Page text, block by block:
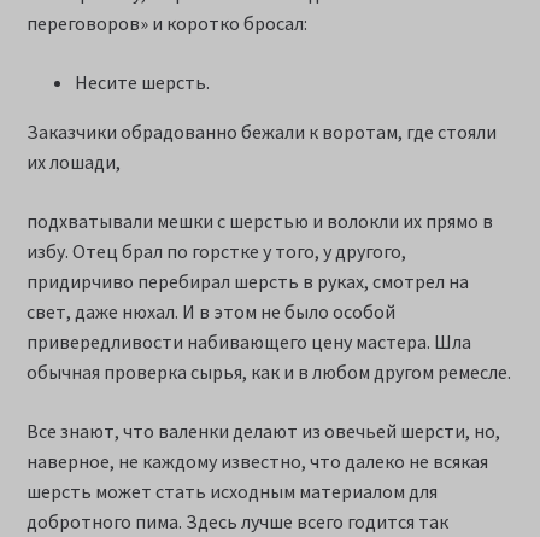
переговоров» и коротко бросал:
Несите шерсть.
Заказчики обрадованно бежали к воротам, где стояли
их лошади,
подхватывали мешки с шерстью и волокли их прямо в
избу. Отец брал по горстке у того, у другого,
придирчиво перебирал шерсть в руках, смотрел на
свет, даже нюхал. И в этом не было особой
привередливости набивающего цену мастера. Шла
обычная проверка сырья, как и в любом другом ремесле.
Все знают, что валенки делают из овечьей шерсти, но,
наверное, не каждому известно, что далеко не всякая
шерсть может стать исходным материалом для
добротного пима. Здесь лучше всего годится так